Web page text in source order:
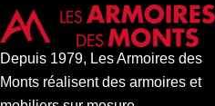
Depuis 1979, Les Armoires des
Monts réalisent des armoires et